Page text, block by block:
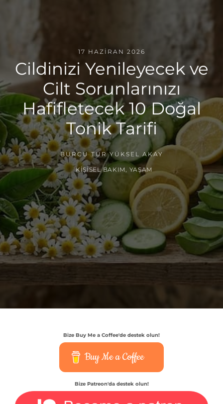
17 HAZIRAN 2026
Cildinizi Yenileyecek ve
Cilt Sorunlarınızı
Hafifletecek 10 Doğal
Tonik Tarifi
BURCU TUR YÜKSEL AKAY
KIŞISEL BAKIM YAŞAM
Bize Buy Me a Coffee'de destek olun!
Buy Me a Coffee
Bize Patreon'da destek olun!